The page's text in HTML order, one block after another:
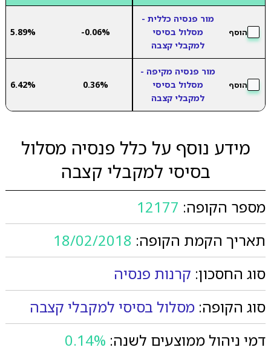
הוסף
מור פנסיה כללית -
מסלול בסיסי
למקבלי קצבה
-0.06%
5.89%
הוסף
מור פנסיה מקיפה -
מסלול בסיסי
למקבלי קצבה
0.36%
6.42%
מידע נוסף על כלל פנסיה מסלול
בסיסי למקבלי קצבה
מספר הקופה: 12177
תאריך הקמת הקופה: 18/02/2018
סוג החסכון: קרנות פנסיה
סוג הקופה: מסלול בסיסי למקבלי קצבה
דמי ניהול ממוצעים לשנה: 0.14%